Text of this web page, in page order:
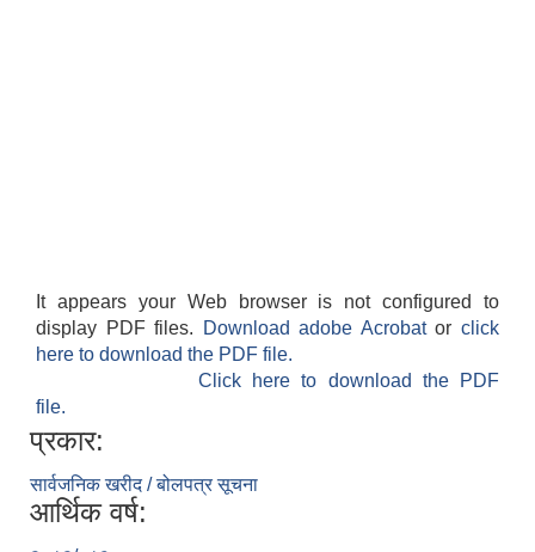
It appears your Web browser is not configured to
display PDF files.
Download adobe Acrobatorclick
here to download the PDF file.
Click here to download the PDF
file.
प्रकार:
सार्वजनिक खरीद / बोलपत्र सूचना
आर्थिक वर्ष: